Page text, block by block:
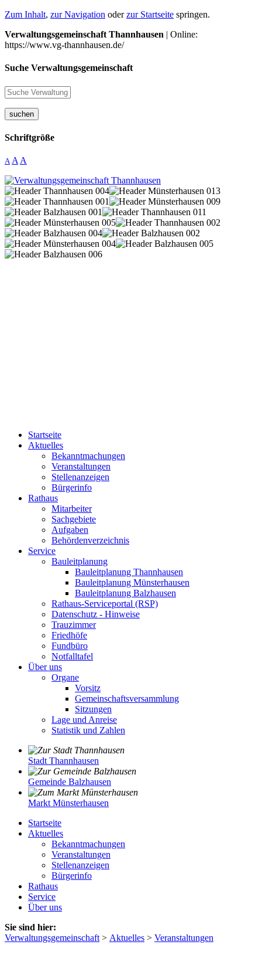
Zum Inhalt, zur Navigation oderzur Startseite springen.
Verwaltungsgemeinschaft Thannhausen | Online:
https://www.vg-thannhausen.de/
Suche Verwaltungsgemeinschaft
suchen
Schriftgröße
A A A
Startseite
Aktuelles
Bekanntmachungen
Veranstaltungen
Stellenanzeigen
Bürgerinfo
Rathaus
Mitarbeiter
Sachgebiete
Aufgaben
Behördenverzeichnis
Service
Bauleitplanung
Bauleitplanung Thannhausen
Bauleitplanung Münsterhausen
Bauleitplanung Balzhausen
Rathaus-Serviceportal (RSP)
Datenschutz - Hinweise
Trauzimmer
Friedhöfe
Fundbüro
Notfalltafel
Über uns
Organe
Vorsitz
Gemeinschaftsversammlung
Sitzungen
Lage und Anreise
Statistik und Zahlen
Stadt Thannhausen
Gemeinde Balzhausen
Markt Münsterhausen
Startseite
Aktuelles
Bekanntmachungen
Veranstaltungen
Stellenanzeigen
Bürgerinfo
Rathaus
Service
Über uns
Sie sind hier:
Verwaltungsgemeinschaft > Aktuelles > Veranstaltungen